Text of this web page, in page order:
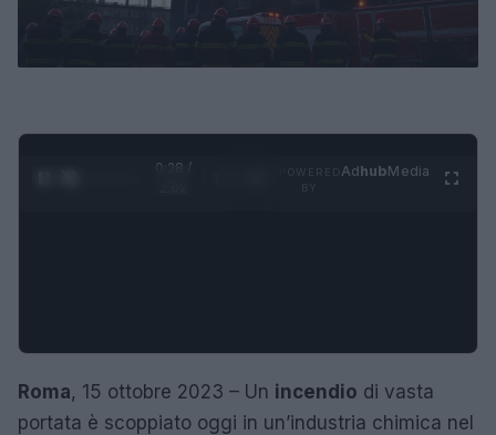
0:28 /
AdhubMedia
Roma, 15 ottobre 2023 – Un incendio di vasta
portata è scoppiato oggi in un’industria chimica nel